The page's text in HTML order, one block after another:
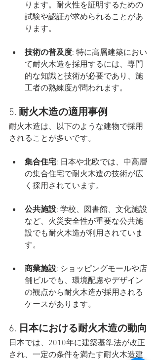
ります。耐火性を証明するための
試験や認証が求められることがあ
ります。
技術の普及度: 特に高層建築におい
て耐火木造を採用するには、専門
的な知識と技術が必要であり、施
工者の熟練度が問われます。
5. 耐火木造の適用事例
耐火木造は、以下のような建物で採用
されることが多いです。
集合住宅: 日本や北欧では、中高層
の集合住宅で耐火木造の技術が広
く採用されています。
公共施設: 学校、図書館、文化施設
など、火災安全性が重要な公共施
設でも耐火木造が利用されていま
す。
商業施設: ショッピングモールや店
舗ビルでも、環境配慮やデザイン
の観点から耐火木造が採用される
ケースがあります。
6. 日本における耐火木造の動向
日本では、2010年に建築基準法が改正
され、一定の条件を満たす耐火木造建